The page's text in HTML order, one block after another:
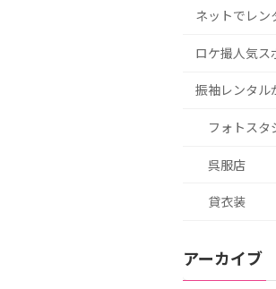
ネットでレン
ロケ撮人気ス
振袖レンタル
フォトスタ
呉服店
貸衣装
アーカイブ